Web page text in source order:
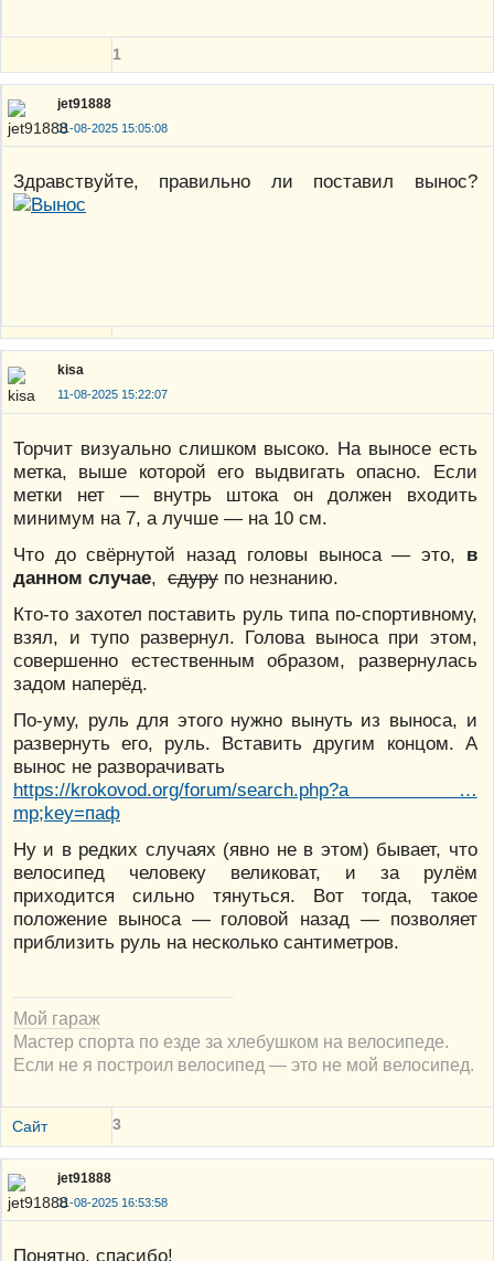
1
jet91888
11-08-2025 15:05:08
Здравствуйте, правильно ли поставил вынос?
kisa
11-08-2025 15:22:07
Торчит визуально слишком высоко. На выносе есть
метка, выше которой его выдвигать опасно. Если
метки нет — внутрь штока он должен входить
минимум на 7, а лучше — на 10 см.
Что до свёрнутой назад головы выноса — это, в
данном случае, сдуру по незнанию.
Кто-то захотел поставить руль типа по-спортивному,
взял, и тупо развернул. Голова выноса при этом,
совершенно естественным образом, развернулась
задом наперёд.
По-уму, руль для этого нужно вынуть из выноса, и
развернуть его, руль. Вставить другим концом. А
вынос не разворачивать
https://krokovod.org/forum/search.php?a …
mp;key=паф
Ну и в редких случаях (явно не в этом) бывает, что
велосипед человеку великоват, и за рулём
приходится сильно тянуться. Вот тогда, такое
положение выноса — головой назад — позволяет
приблизить руль на несколько сантиметров.
Мой гараж
Мастер спорта по езде за хлебушком на велосипеде.
Если не я построил велосипед — это не мой велосипед.
Сайт 3
jet91888
11-08-2025 16:53:58
Понятно, спасибо!